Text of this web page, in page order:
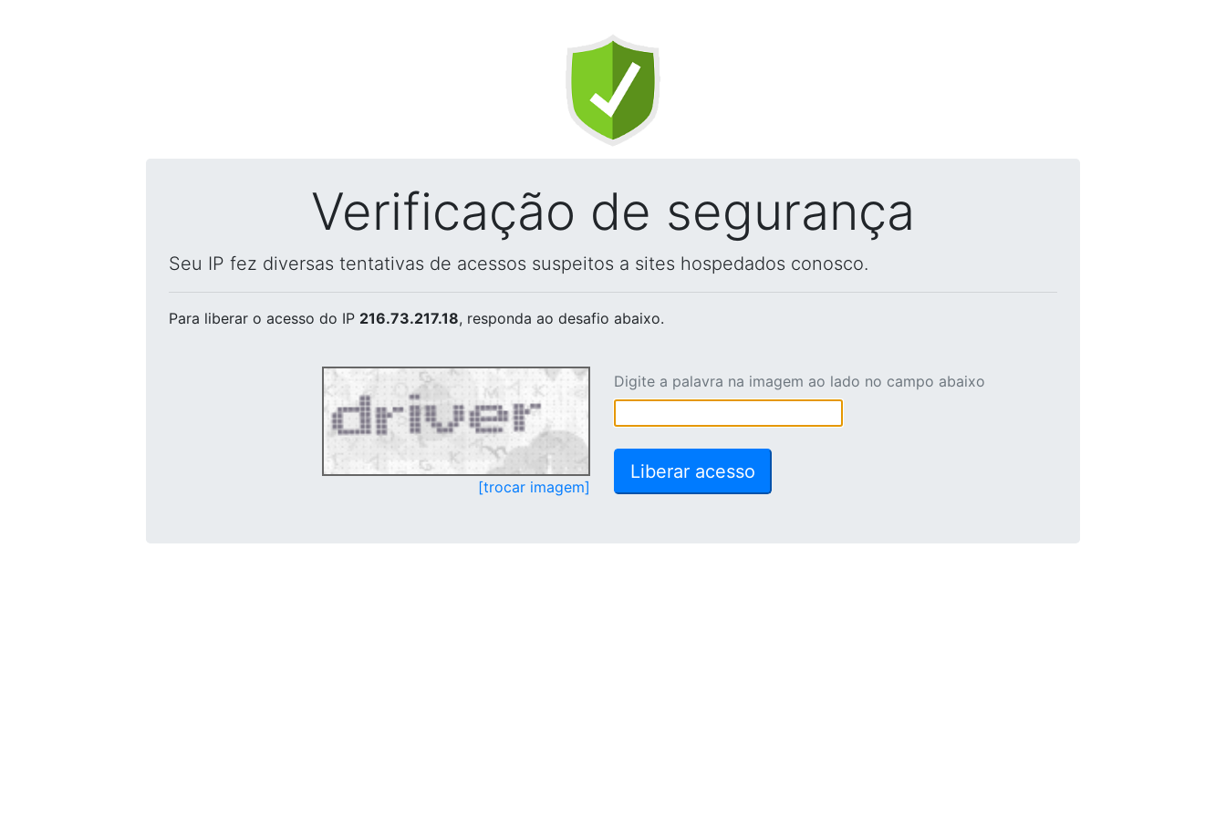
Verificação de segurança
Seu IP fez diversas tentativas de acessos suspeitos a sites hospedados conosco.
Para liberar o acesso do IP 216.73.217.18, responda ao desafio abaixo.
[trocar imagem]
Digite a palavra na imagem ao lado no campo abaixo